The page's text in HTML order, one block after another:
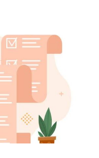
la stessa lingua. La